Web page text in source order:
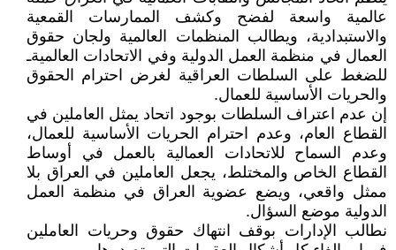
عالمية واسعة لفضح وكشف الممارسات القمعية
والاستبدادية، ويطالب المنظمات العالمية ولجان حقوق
العمال في منظمة العمل الدولية وفي الاتحادات العالميةـ
للضغط على السلطات العراقية لغرض احترام الحقوق
والحريات الأساسية للعمال.
إن عدم اعتراف السلطات بوجود اتحاد يمثل العاملين في
القطاع العام، وعدم احترام الحريات الأساسية للعمال،
وعدم السماح للاتحادات العمالية بالعمل في أوساط
القطاع الخاص والمختلط، يجعل العاملين في العراق بلا
ممثل واقعي، ويضع عضوية العراق في منظمة العمل
الدولية موضع السؤال.
نطالب الإدارات بوقف انتهاك حقوق وحريات العاملين